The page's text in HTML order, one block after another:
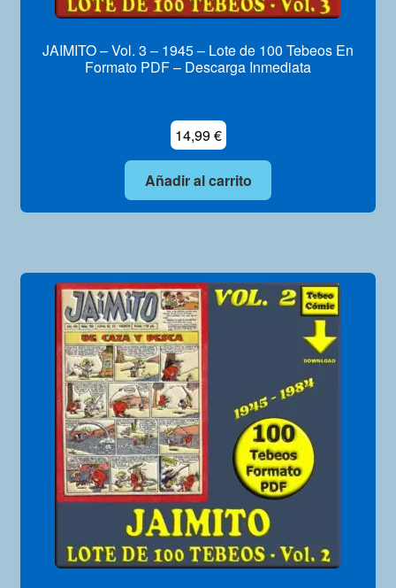
JAIMITO – Vol. 3 – 1945 – Lote de 100 Tebeos En
Formato PDF – Descarga Inmediata
14,99€
Añadir al carrito